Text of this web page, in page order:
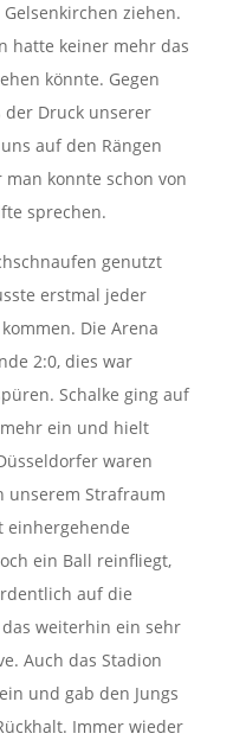
ziehen.
hatte keiner mehr das
könnte. Gegen
der Druck unserer
auf den Rängen
konnte schon von
sprechen.
genutzt
erstmal jeder
Die Arena
2:0, dies war
Schalke ging auf
ein und hielt
waren
unserem Strafraum
einhergehende
ein Ball reinfliegt,
auf die
weiterhin ein sehr
Auch das Stadion
und gab den Jungs
Immer wieder